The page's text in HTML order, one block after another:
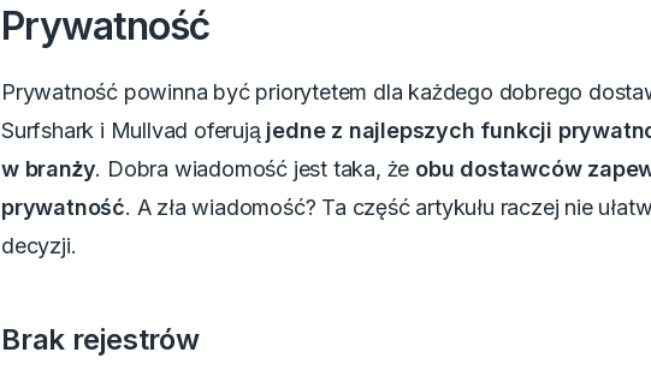
Prywatność
Prywatność powinna być priorytetem dla każdego dobrego
Surfshark i Mullvad oferują jedne z najlepszych funkcji
w branży. Dobra wiadomość jest taka, że obu dostawców
prywatność. A zła wiadomość? Ta część artykułu raczej nie
decyzji.
Brak rejestrów